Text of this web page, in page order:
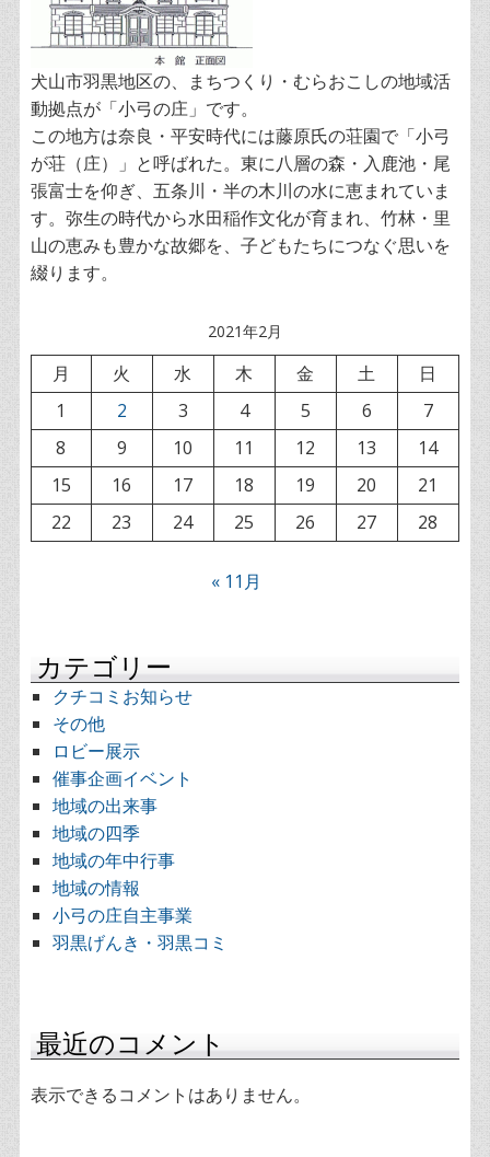
犬山市羽黒地区の、まちつくり・むらおこしの地域活
動拠点が「小弓の庄」です。
この地方は奈良・平安時代には藤原氏の荘園で「小弓
が荘（庄）」と呼ばれた。東に八層の森・入鹿池・尾
張富士を仰ぎ、五条川・半の木川の水に恵まれていま
す。弥生の時代から水田稲作文化が育まれ、竹林・里
山の恵みも豊かな故郷を、子どもたちにつなぐ思いを
綴ります。
2021年2月
月 火 水 木 金 土
日
1
2 3 4 5 6
7
8
9 10 11 12 13
14
15
16 17 18 19 20
21
22
23 24 25 26 27 28
« 11月
カテゴリー
クチコミお知らせ
その他
ロビー展示
催事企画イベント
地域の出来事
地域の四季
地域の年中行事
地域の情報
小弓の庄自主事業
羽黒げんき・羽黒コミ
最近のコメント
表示できるコメントはありません。